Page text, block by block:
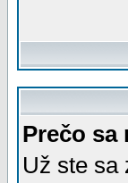
Prečo sa
Už ste sa